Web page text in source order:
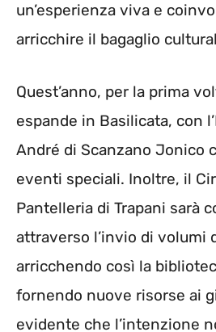
un’esperienza viva e
arricchire il bagaglio
Quest’anno, per la prima
espande in Basilicata, con
André di Scanzano Jonico
eventi speciali. Inoltre, il
Pantelleria di Trapani sarà
attraverso l’invio di volumi
arricchendo così la
fornendo nuove risorse ai
evidente che l’intenzione